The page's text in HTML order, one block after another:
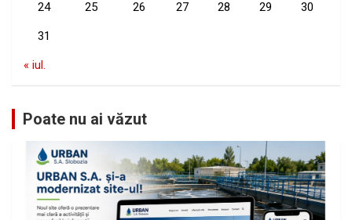
24 25 26 27 28 29 30
31
« iul.
Poate nu ai văzut